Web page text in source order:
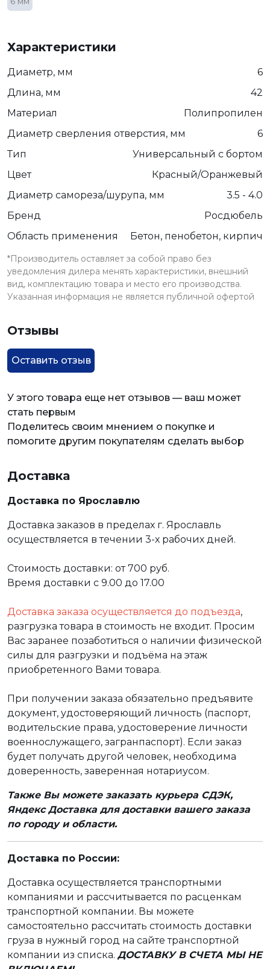
Характеристики
Диаметр, мм
6
Длина, мм
42
Материал
Полипропилен
Диаметр сверления отверстия, мм
6
Тип
Универсальный с бортом
Цвет
Красный/Оранжевый
Диаметр самореза/шурупа, мм
3.5 - 4.0
Бренд
Росдюбель
Область применения
Бетон, пенобетон, кирпич
*Производитель оставляет за собой право без
уведомления дилера менять характеристики, внешний
вид, комплектацию товара и место его производства.
Указанная информация не является публичной офертой
Отзывы
Оставить отзыв
У этого товара еще нет отзывов — ваш может
стать первым
Поделитесь своим мнением о покупке и
помогите другим покупателям сделать выбор
Доставка
Доставка по Ярославлю
Доставка заказов в пределах г. Ярославль
осуществляется в течении 3-х рабочих дней.
Стоимость доставки: от 700 руб.
Время доставки с 9.00 до 17.00
Доставка заказа осуществляется до подъезда,
разгрузка товара в стоимость не входит. Просим
Вас заранее позаботиться о наличии физической
силы для разгрузки и подъёма на этаж
приобретенного Вами товара.
При получении заказа обязательно предъявите
документ, удостоверяющий личность (паспорт,
водительские права, удостоверение личности
военнослужащего, загранпаспорт). Если заказ
будет получать другой человек, необходима
доверенность, заверенная нотариусом.
Также Вы можете заказать курьера СДЭК,
Яндекс Доставка для доставки вашего заказа
по городу и области.
Доставка по России:
Доставка осуществляется транспортными
компаниями и рассчитывается по расценкам
транспортной компании. Вы можете
самостоятельно рассчитать стоимость доставки
груза в нужный город на сайте транспортной
компании из списка. ДОСТАВКУ В СЧЕТА МЫ НЕ